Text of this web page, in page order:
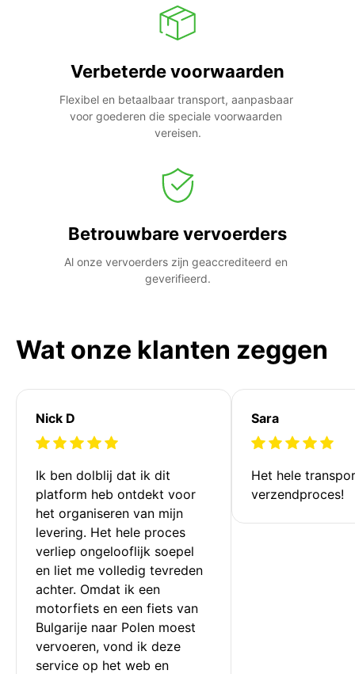
Verbeterde voorwaarden
Flexibel en betaalbaar transport, aanpasbaar
voor goederen die speciale voorwaarden
vereisen.
Betrouwbare vervoerders
Al onze vervoerders zijn geaccrediteerd en
geverifieerd.
Wat onze klanten zeggen
Nick D
Ik ben dolblij dat ik dit
platform heb ontdekt voor
het organiseren van mijn
levering. Het hele proces
verliep ongelooflijk soepel
en liet me volledig tevreden
achter. Omdat ik een
motorfiets en een fiets van
Bulgarije naar Polen moest
vervoeren, vond ik deze
service op het web en
Sara
Het hele
verzendproces!